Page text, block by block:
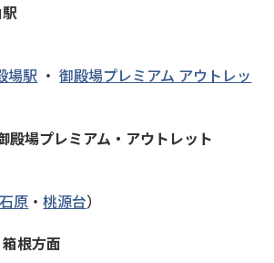
場駅 ・御殿場プレミアム アウトレッ
殿場プレミアム・アウトレット
原 ・桃源台）
根方面